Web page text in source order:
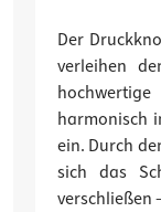
Der
verleihen
harmonisch
ein. Durch
sich das
verschließen